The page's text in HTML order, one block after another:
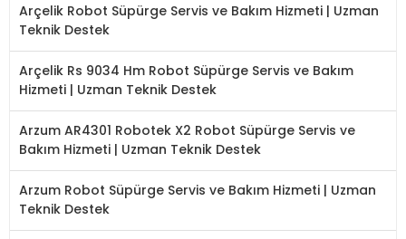
Arçelik Robot Süpürge Servis ve Bakım Hizmeti | Uzman
Teknik Destek
Arçelik Rs 9034 Hm Robot Süpürge Servis ve Bakım
Hizmeti | Uzman Teknik Destek
Arzum AR4301 Robotek X2 Robot Süpürge Servis ve
Bakım Hizmeti | Uzman Teknik Destek
Arzum Robot Süpürge Servis ve Bakım Hizmeti | Uzman
Teknik Destek